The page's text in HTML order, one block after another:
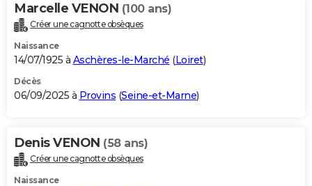
Marcelle VENON (100 ans)
Créer une cagnotte obsèques
Naissance
14/07/1925 à Aschères-le-Marché (Loiret)
Décès
06/09/2025 à Provins (Seine-et-Marne)
Denis VENON (58 ans)
Créer une cagnotte obsèques
Naissance